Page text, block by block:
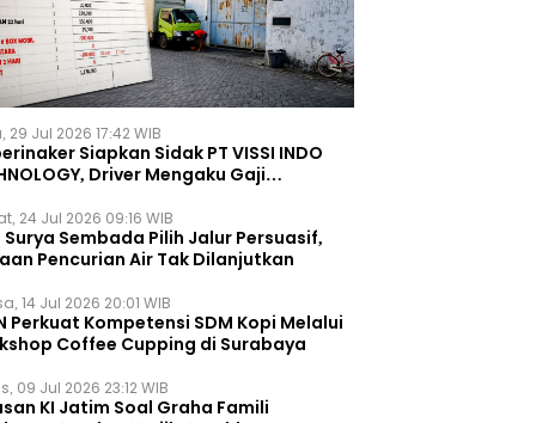
29 Jul 2026 17:42 WIB
Siapkan Sidak PT VISSI INDO
Driver Mengaku Gaji
24 Jul 2026 09:16 WIB
Surya Sembada Pilih Jalur Persuasif,
Pencurian Air Tak Dilanjutkan
14 Jul 2026 20:01 WIB
Perkuat Kompetensi SDM Kopi Melalui
Coffee Cupping di Surabaya
09 Jul 2026 23:12 WIB
KI Jatim Soal Graha Famili